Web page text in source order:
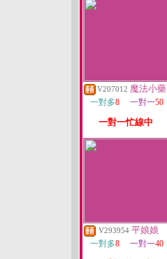
V207012 魔法小藥
一對多8 一對一50
一對一忙線中
V293954 平娘娘
一對多8 一對一40